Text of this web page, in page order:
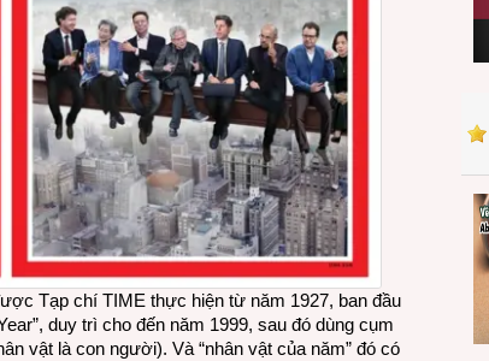
Tạp chí TIME thực hiện từ năm 1927, ban đầu
duy trì cho đến năm 1999, sau đó dùng cụm
vật là con người). Và “nhân vật của năm” đó có